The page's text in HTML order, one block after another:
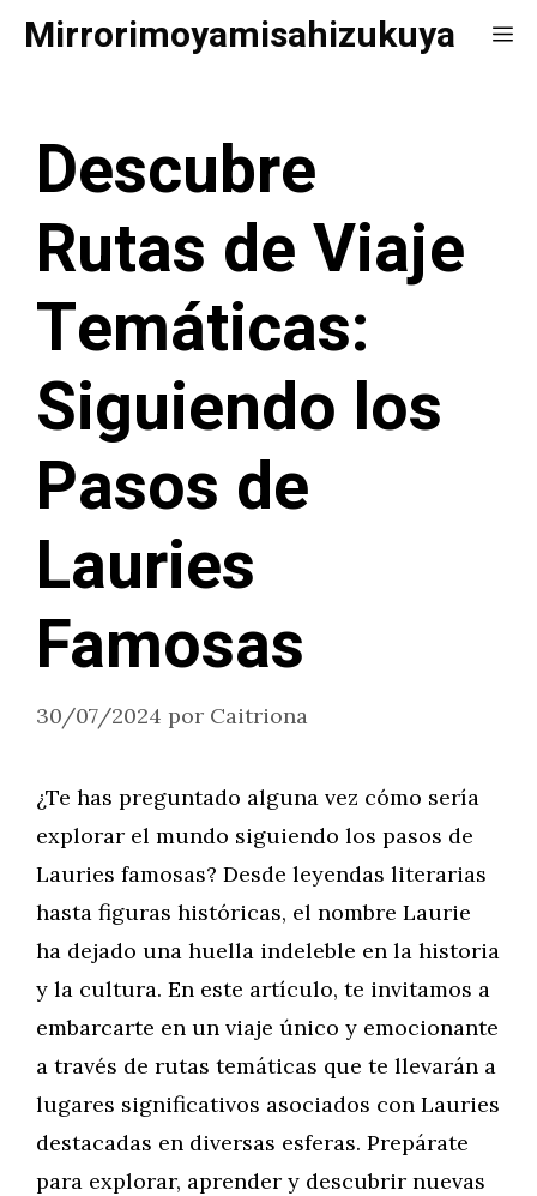
Saltar
Mirrorimoyamisahizukuya
Descubre
Rutas de Viaje
Temáticas:
Siguiendo los
Pasos de
Lauries
Famosas
30/07/2024 por Caitriona
¿Te has preguntado alguna vez cómo sería
explorar el mundo siguiendo los pasos de
Lauries famosas? Desde leyendas literarias
hasta figuras históricas, el nombre Laurie
ha dejado una huella indeleble en la historia
y la cultura. En este artículo, te invitamos a
embarcarte en un viaje único y emocionante
a través de rutas temáticas que te llevarán a
lugares significativos asociados con Lauries
destacadas en diversas esferas. Prepárate
para explorar, aprender y descubrir nuevas